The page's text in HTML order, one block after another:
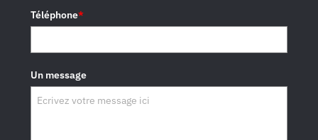
Téléphone*
Un message